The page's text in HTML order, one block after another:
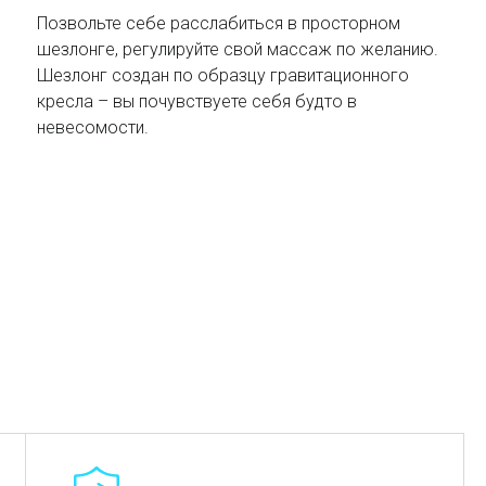
Позвольте себе расслабиться в просторном
шезлонге, регулируйте свой массаж по желанию.
Шезлонг создан по образцу гравитационного
кресла – вы почувствуете себя будто в
невесомости.